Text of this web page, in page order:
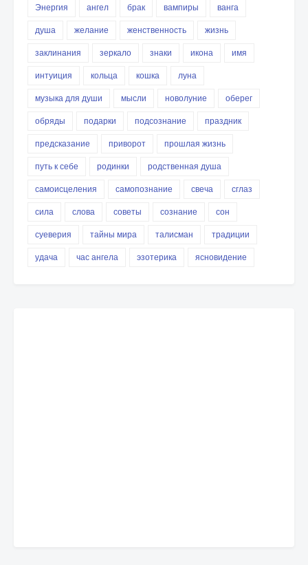
Энергия
ангел брак вампиры
ванга
душа
желание женственность
жизнь
заклинания
зеркало знаки икона
имя
интуиция
кольца кошка
луна
музыка для души
мысли новолуние
оберег
обряды
подарки подсознание
праздник
предсказание
приворот
прошлая жизнь
путь к себе
родинки
родственная душа
самоисцеления
самопознание свеча
сглаз
сила
слова советы сознание
сон
суеверия
тайны мира талисман
традиции
удача
час ангела эзотерика ясновидение